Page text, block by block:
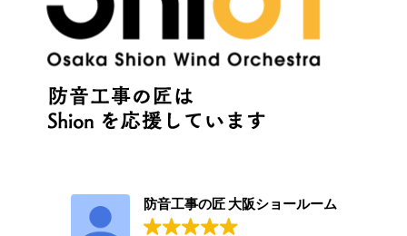
防音工事の匠 大阪ショールーム